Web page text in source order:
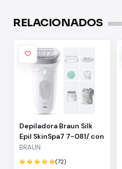
RELACIONADOS
Depiladora Braun Silk
Epil SkinSpa7 7-081/ con
Batería/ 6 Accesorios
BRAUN
� � � � �(72)